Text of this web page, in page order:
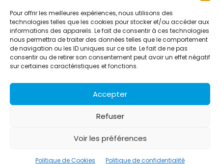
Pour offrir les meilleures expériences, nous utilisons des
technologies telles que les cookies pour stocker et/ou accéder aux
informations des appareils. Le fait de consentir à ces technologies
nous permettra de traiter des données telles que le comportement
de navigation ou les ID uniques sur ce site. Le fait de ne pas
consentir ou de retirer son consentement peut avoir un effet négatif
sur certaines caractéristiques et fonctions.
Accepter
Refuser
Voir les préférences
Politique de Cookies Politique de confidentialité
Alternative Média est une agence de relations presse et de
relations publiques basée à Grenoble. Depuis 1995, elle conçoit et
pilote des stratégies de visibilité en France et à l’international
grâce à un réseau d’agences partenaires.
Contact International
Références